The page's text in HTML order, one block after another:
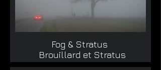
Fog & Stratus
Brouillard et Stratus